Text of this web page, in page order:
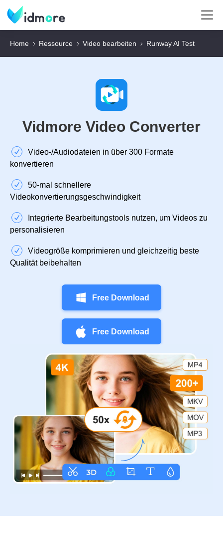
Home Ressource Video bearbeiten Runway AI Test
Vidmore Video Converter
Video‑/Audiodateien in über 300 Formate
konvertieren
50‑mal schnellere
Videokonvertierungsgeschwindigkeit
Integrierte Bearbeitungstools nutzen, um Videos zu
personalisieren
Videogröße komprimieren und gleichzeitig beste
Qualität beibehalten
Free Download
Free Download